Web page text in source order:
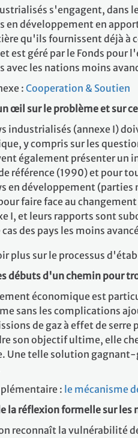
s'engagent, dans
en développement en
qu'ils fournissent déjà à
est géré par le Fonds
avec les nations moins
:Cooperation & Soutien
œil sur le problème et sur
industrialisés (annexe I)
y compris sur les
également présenter un
référence (1990) et pour
en développement
faire face au
I, et leurs rapports sont
des pays les moins
plus sur le processus
débuts d'un chemin pour
économique est
sans les complications
de gaz à effet de
son objectif ultime, elle
Une telle solution gagnant-
: le mécanisme
la réflexion formelle sur
reconnaît la vulnérabilité